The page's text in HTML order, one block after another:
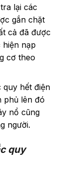
lại các
gắn chặt
cả đã được
nạp
cơ theo
quy hết điện
phủ lên đó
nổ cũng
người.
quy